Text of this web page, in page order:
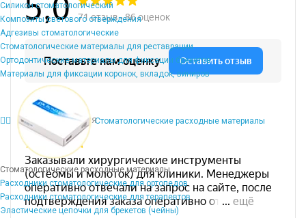
Силикон стоматологический
Композиты светового отверждения
Адгезивы стоматологические
Стоматологические материалы для реставрации
Ортодонтические материалы для фиксации брекетов
Материалы для фиксации коронок, вкладок, виниров
Стоматологические расходные материалы
Стоматологические расходные материалы
Расходники стоматологические для ортопедов
Расходники стоматологические для терапевтов
Эластические цепочки для брекетов (чейны)